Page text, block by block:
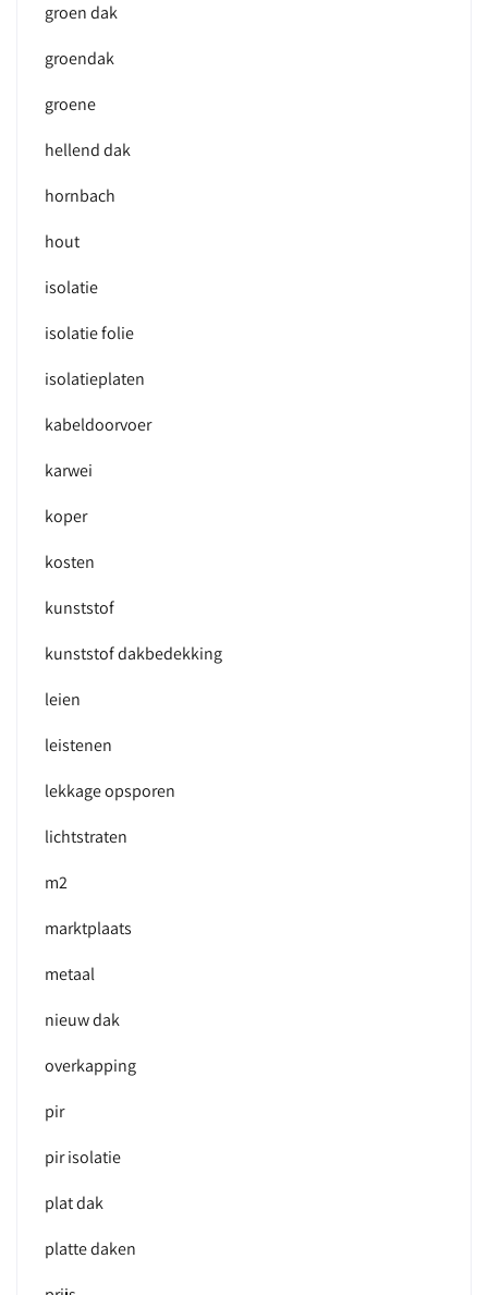
groen dak
groendak
groene
hellend dak
hornbach
hout
isolatie
isolatie folie
isolatieplaten
kabeldoorvoer
karwei
koper
kosten
kunststof
kunststof dakbedekking
leien
leistenen
lekkage opsporen
lichtstraten
m2
marktplaats
metaal
nieuw dak
overkapping
pir
pir isolatie
plat dak
platte daken